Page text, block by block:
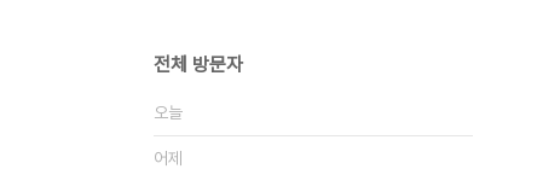
전체 방문자
오늘
어제